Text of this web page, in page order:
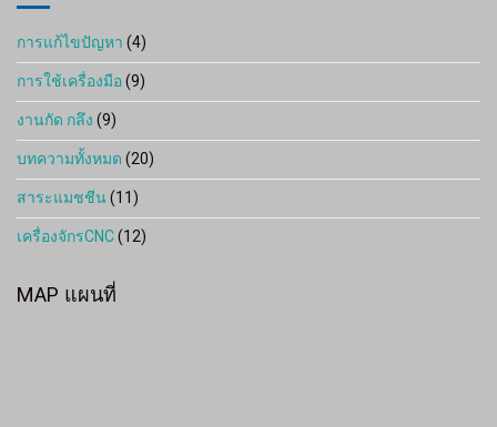
การแก้ไขปัญหา(4)
การใช้เครื่องมือ(9)
งานกัด กลึง(9)
บทความทั้งหมด(20)
สาระแมชชีน(11)
เครื่องจักรCNC(12)
MAP แผนที่